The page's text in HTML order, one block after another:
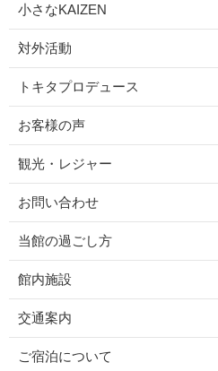
小さなKAIZEN
対外活動
トキタプロデュース
お客様の声
観光・レジャー
お問い合わせ
当館の過ごし方
館内施設
交通案内
ご宿泊について